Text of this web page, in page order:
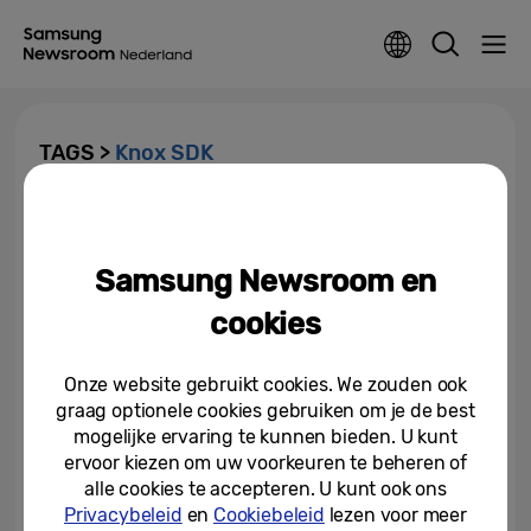
TAGS > Knox SDK
30-10-2019
Samsung Newsroom en
cookies
Onze website gebruikt cookies. We zouden ook
graag optionele cookies gebruiken om je de best
mogelijke ervaring te kunnen bieden. U kunt
ervoor kiezen om uw voorkeuren te beheren of
alle cookies te accepteren. U kunt ook ons
Privacybeleid en Cookiebeleid lezen voor meer